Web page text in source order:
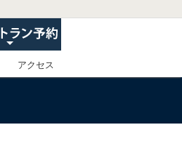
アクセス